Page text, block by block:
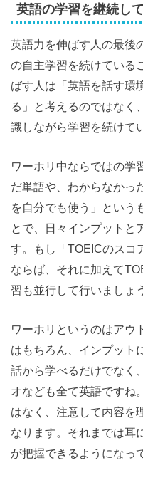
英語の学習を継続し
英語力を伸ばす人の最後
の自主学習を続けている
ばす人は「英語を話す環
る」と考えるのではなく
識しながら学習を続けて
ワーホリ中ならではの学
だ単語や、わからなかっ
を自分でも使う」という
とで、日々インプットと
す。もし「TOEICのスコ
ならば、それに加えて
習も並行して行いましょ
ワーホリというのはアウ
はもちろん、インプット
話から学べるだけでなく
オなども全て英語ですね
はなく、注意して内容を
なります。それまでは耳
が把握できるようになっ